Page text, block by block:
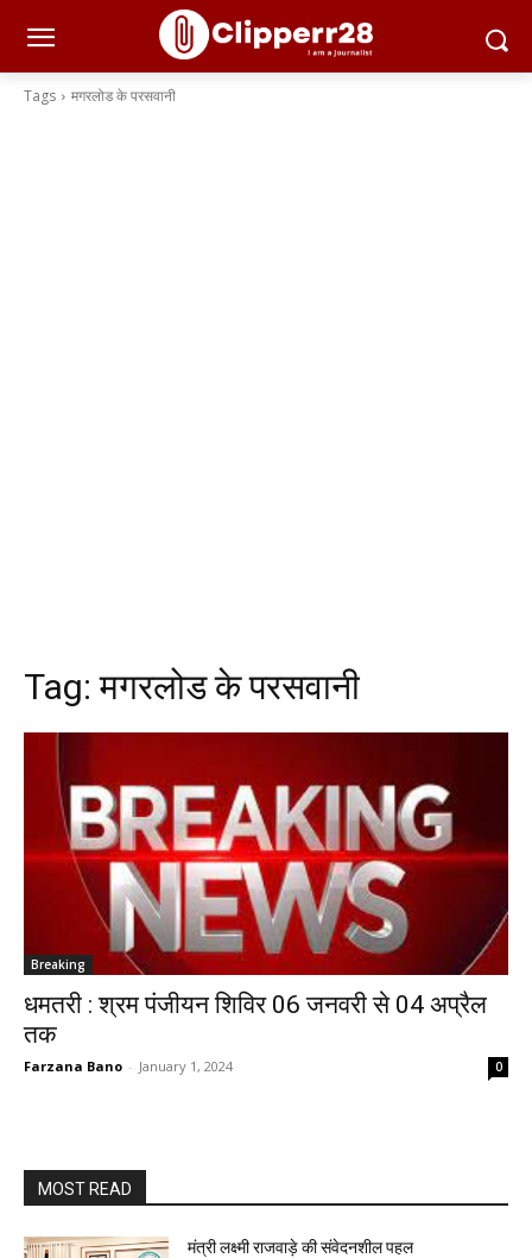
Tags मगरलोड के परसवानी
Tag:मगरलोड के परसवानी
Breaking
धमतरी : श्रम पंजीयन शिविर 06 जनवरी से 04 अप्रैल
तक
Farzana Bano - January 1, 2024 0
MOST READ
मंत्री लक्ष्मी राजवाड़े की संवेदनशील पहल